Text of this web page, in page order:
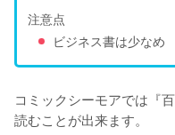
注意点
ビジネス書は少なめ
コミックシーモアでは『
読むことが出来ます。